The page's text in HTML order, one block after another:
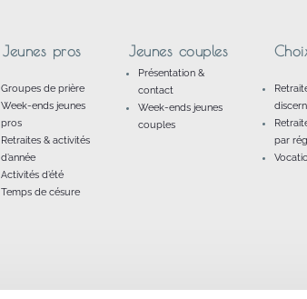
Jeunes pros
Groupes de prière
Week-ends jeunes
pros
Retraites & activités
d’année
Activités d’été
Temps de césure
Jeunes couples
Présentation &
contact
Week-ends jeunes
couples
par